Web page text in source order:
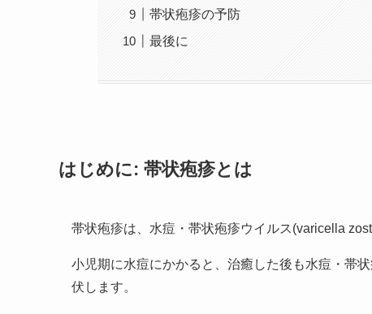
帯状疱疹の予防
最後に
はじめに: 帯状疱疹とは
帯状疱疹は、水痘・帯状疱疹ウイルス(varicella
小児期に水痘にかかると、治癒した後も水痘・帯
伏します。